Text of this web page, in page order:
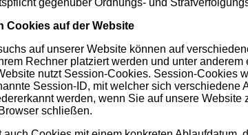
Cookies auf der Website
auf unserer Website können auf
Rechner platziert werden und unter
nutzt Session-Cookies. Session-Cookies
Session-ID, mit welcher sich
werden, wenn Sie auf unsere
schließen.